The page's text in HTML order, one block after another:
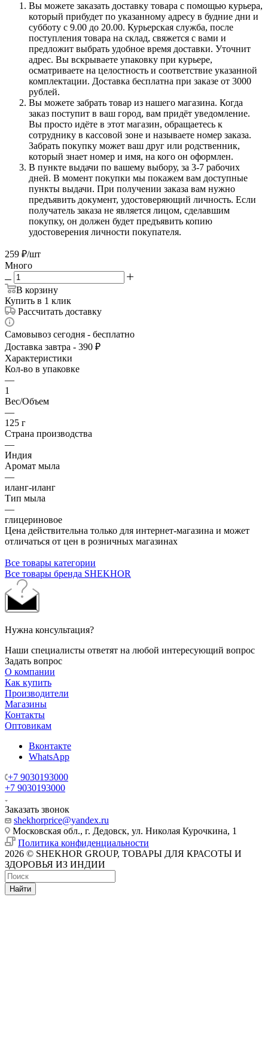
Вы можете заказать доставку товара с помощью курьера,
который прибудет по указанному адресу в будние дни и
субботу с 9.00 до 20.00. Курьерская служба, после
поступления товара на склад, свяжется с вами и
предложит выбрать удобное время доставки. Уточнит
адрес. Вы вскрываете упаковку при курьере,
осматриваете на целостность и соответствие указанной
комплектации. Доставка бесплатна при заказе от 3000
рублей.
Вы можете забрать товар из нашего магазина. Когда
заказ поступит в ваш город, вам придёт уведомление.
Вы просто идёте в этот магазин, обращаетесь к
сотруднику в кассовой зоне и называете номер заказа.
Забрать покупку может ваш друг или родственник,
который знает номер и имя, на кого он оформлен.
В пункте выдачи по вашему выбору, за 3-7 рабочих
дней. В момент покупки мы покажем вам доступные
пункты выдачи. При получении заказа вам нужно
предъявить документ, удостоверяющий личность. Если
получатель заказа не является лицом, сделавшим
покупку, он должен будет предъявить копию
удостоверения личности покупателя.
259 ₽/шт
Много
В корзину
Купить в 1 клик
Рассчитать доставку
Самовывоз сегодня - бесплатно
Доставка завтра - 390 ₽
Характеристики
Кол-во в упаковке
—
1
Вес/Объем
—
125 г
Страна производства
—
Индия
Аромат мыла
—
иланг-иланг
Тип мыла
—
глицериновое
Цена действительна только для интернет-магазина и может
отличаться от цен в розничных магазинах
Все товары категории
Все товары бренда SHEKHOR
Нужна консультация?
Наши специалисты ответят на любой интересующий вопрос
Задать вопрос
О компании
Как купить
Производители
Магазины
Контакты
Оптовикам
Вконтакте
WhatsApp
+7 9030193000
+7 9030193000
Заказать звонок
shekhorprice@yandex.ru
Московская обл., г. Дедовск, ул. Николая Курочкина, 1
Политика конфиденциальности
2026 © SHEKHOR GROUP, ТОВАРЫ ДЛЯ КРАСОТЫ И
ЗДОРОВЬЯ ИЗ ИНДИИ
Найти